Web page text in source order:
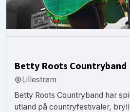
Betty Roots Countryband
Lillestrøm
Betty Roots Countryband har
utland på countryfestivaler,